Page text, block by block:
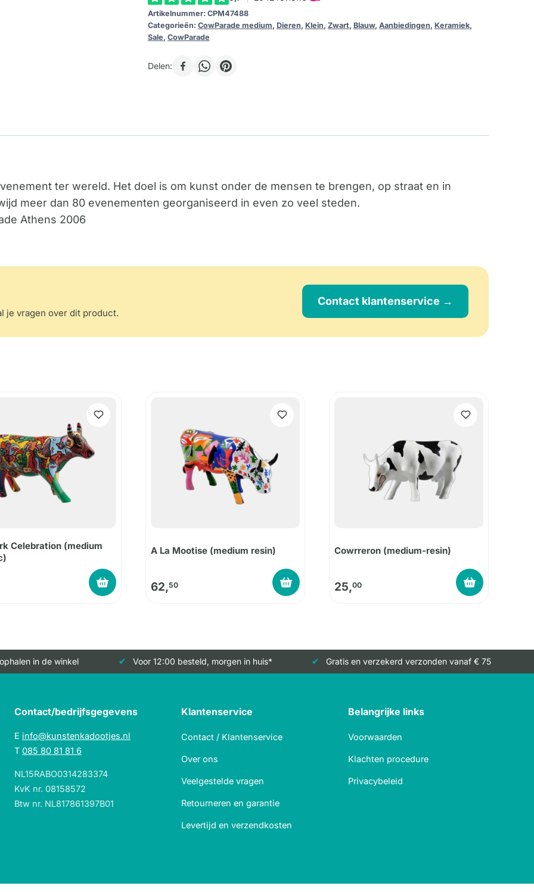
Artikelnummer: CPM47488
Categorieën: CowParade medium, Dieren, Klein, Zwart, Blauw, Aanbiedingen, Keramiek,
Sale, CowParade
Delen:
ter wereld. Het doel is om kunst onder de mensen te brengen, op straat en in
meer dan 80 evenementen georganiseerd in even zo veel steden.
Athens 2006
je vragen over dit product.
Contact klantenservice →
Celebration (medium
A La Mootise (medium resin)
62,50
Cowrreron (medium-resin)
25,00
in de winkel Voor 12:00 besteld, morgen in huis* Gratis en verzekerd verzonden vanaf € 75
Contact/bedrijfsgegevens
E info@kunstenkadootjes.nl
T 085 80 81 81 6
NL15RABO0314283374
KvK nr. 08158572
Btw nr. NL817861397B01
Klantenservice
Contact / Klantenservice
Over ons
Veelgestelde vragen
Retourneren en garantie
Levertijd en verzendkosten
Belangrijke links
Voorwaarden
Klachten procedure
Privacybeleid